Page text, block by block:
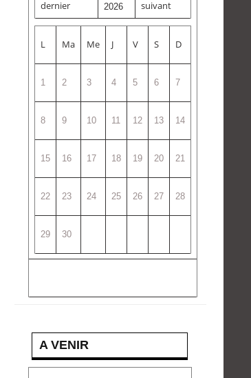
2026
L Ma Me J V S D
1 2 3 4 5 6 7
8 9 10 11 12 13 14
15 16 17 18 19 20 21
22 23 24 25 26 27 28
29 30
A VENIR